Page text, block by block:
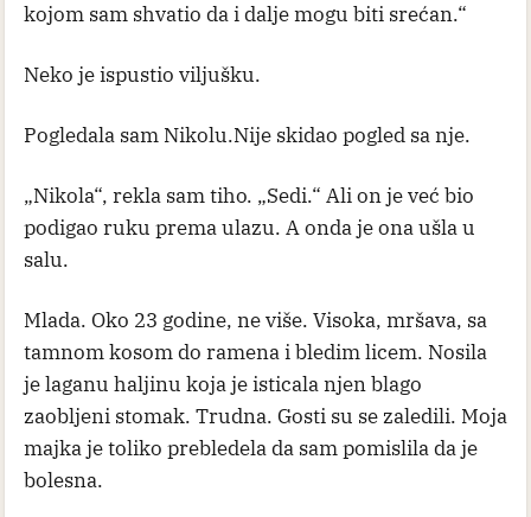
kojom sam shvatio da i dalje mogu biti srećan.“
Neko je ispustio viljušku.
Pogledala sam Nikolu.Nije skidao pogled sa nje.
„Nikola“, rekla sam tiho. „Sedi.“ Ali on je već bio
podigao ruku prema ulazu. A onda je ona ušla u
salu.
Mlada. Oko 23 godine, ne više. Visoka, mršava, sa
tamnom kosom do ramena i bledim licem. Nosila
je laganu haljinu koja je isticala njen blago
zaobljeni stomak. Trudna. Gosti su se zaledili. Moja
majka je toliko prebledela da sam pomislila da je
bolesna.